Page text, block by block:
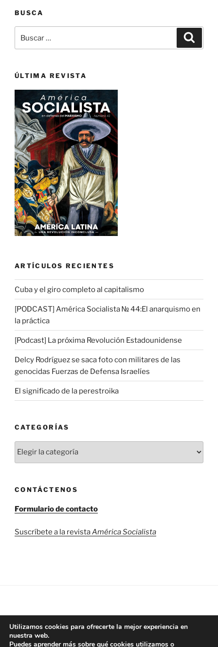
BUSCA
por:
ÚLTIMA REVISTA
ARTÍCULOS RECIENTES
Cuba y el giro completo al capitalismo
[PODCAST] América Socialista № 44:El anarquismo en
la práctica
[Podcast] La próxima Revolución Estadounidense
Delcy Rodríguez se saca foto con militares de las
genocidas Fuerzas de Defensa Israelíes
El significado de la perestroika
CATEGORÍAS
CONTÁCTENOS
Formulario de contacto
Suscríbete a la revistaAmérica Socialista
Utilizamos cookies para ofrecerte la mejor experiencia en
nuestra web.
Puedes aprender más sobre qué cookies utilizamos o